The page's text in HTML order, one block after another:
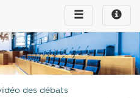
Toggle
infos
Toggle
navigation
des débats